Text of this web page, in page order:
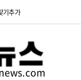
기추가